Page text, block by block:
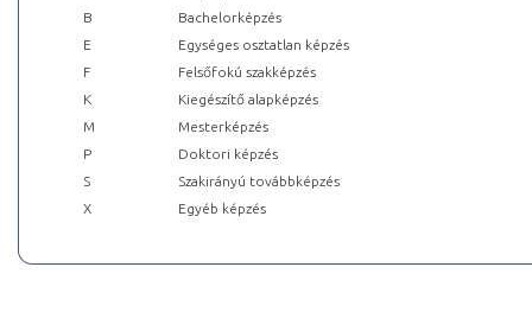
B
Bachelorképzés
E
Egységes osztatlan képzés
F
Felsőfokú szakképzés
K
Kiegészítő alapképzés
M
Mesterképzés
P
Doktori képzés
S
Szakirányú továbbképzés
X
Egyéb képzés